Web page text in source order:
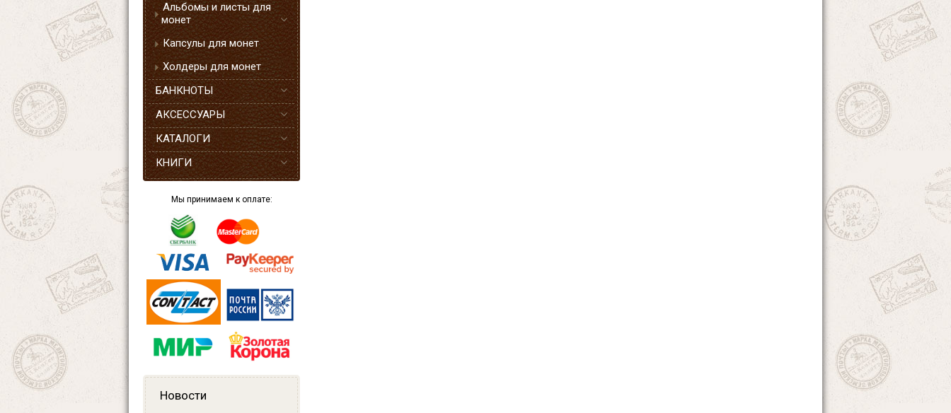
Альбомы и листы для
монет
Капсулы для монет
Холдеры для монет
БАНКНОТЫ
АКСЕССУАРЫ
КАТАЛОГИ
КНИГИ
Мы принимаем к оплате:
Новости